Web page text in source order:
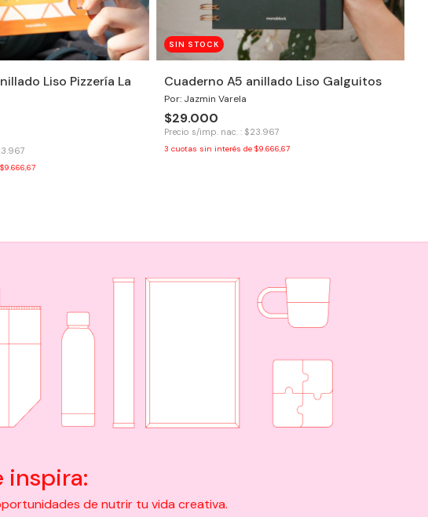
Liso Pizzería La
$9.666,67
SIN STOCK
Cuaderno A5 anillado Liso Galguitos
Por: Jazmin Varela
$29.000
Precio s/imp. nac. : $23.967
3 cuotas sin interés de$9.666,67
inspira:
de nutrir tu vida creativa.